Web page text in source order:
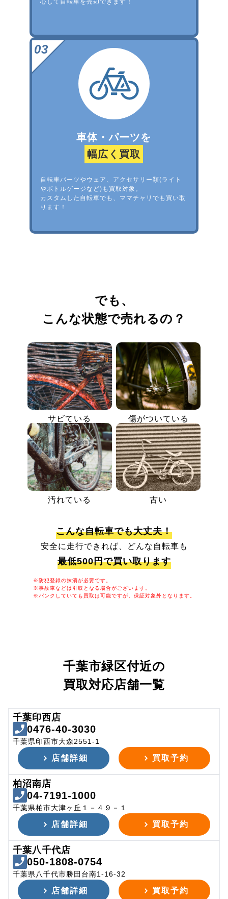
心して自転車を売却できます！
車体・パーツを
幅広く買取
自転車パーツやウェア、アクセサリー類(ライト
やボトルゲージなど)も買取対象。
カスタムした自転車でも、ママチャリでも買い取
ります！
でも、
こんな状態で売れるの？
サビている 傷がついている
汚れている 古い
こんな自転車でも大丈夫！
安全に走行できれば、どんな自転車も
最低500円で買い取ります
※防犯登録の抹消が必要です。
※事故車などは引取となる場合がございます。
※パンクしていても買取は可能ですが、保証対象外となります。
千葉市緑区付近の
買取対応店舗一覧
千葉印西店
0476-40-3030
千葉県印西市大森2551-1
店舗詳細 買取予約
柏沼南店
04-7191-1000
千葉県柏市大津ヶ丘１－４９－１
店舗詳細 買取予約
千葉八千代店
050-1808-0754
千葉県八千代市勝田台南1-16-32
店舗詳細 買取予約